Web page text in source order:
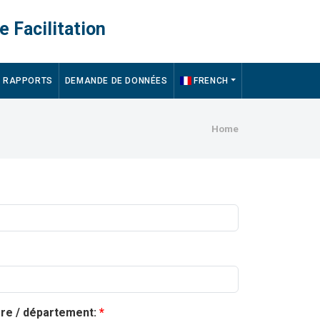
Facilitation
RAPPORTS DEMANDE DE DONNÉES FRENCH
Home
/ département: